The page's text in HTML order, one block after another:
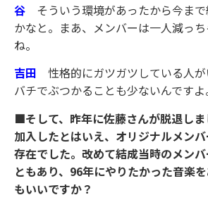
谷 そういう環境があったから今ま
かなと。まあ、メンバーは一人減っ
ね。
吉田 性格的にガツガツしている人
バチでぶつかることも少ないんですよ
■そして、昨年に佐藤さんが脱退し
加入したとはいえ、オリジナルメン
存在でした。改めて結成当時のメン
ともあり、96年にやりたかった音楽
もいいですか？